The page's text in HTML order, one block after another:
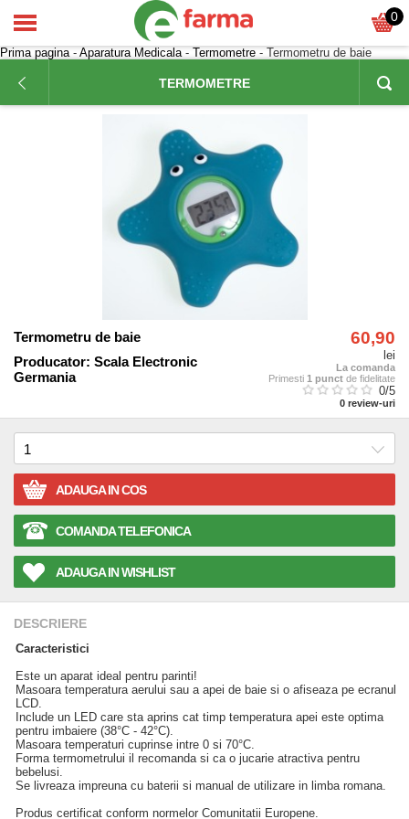
0
Prima pagina- Aparatura Medicala- Termometre - Termometru de baie
TERMOMETRE
Termometru de baie
Producator: Scala Electronic
Germania
60,90
lei
La comanda
Primesti 1 punct de fidelitate
0/5
0 review-uri
ADAUGA IN COS
COMANDA TELEFONICA
ADAUGA IN WISHLIST
DESCRIERE
Caracteristici
Este un aparat ideal pentru parinti!
Masoara temperatura aerului sau a apei de baie si o afiseaza pe ecranul
LCD.
Include un LED care sta aprins cat timp temperatura apei este optima
pentru imbaiere (38°C - 42°C).
Masoara temperaturi cuprinse intre 0 si 70°C.
Forma termometrului il recomanda si ca o jucarie atractiva pentru
bebelusi.
Se livreaza impreuna cu baterii si manual de utilizare in limba romana.
Produs certificat conform normelor Comunitatii Europene.